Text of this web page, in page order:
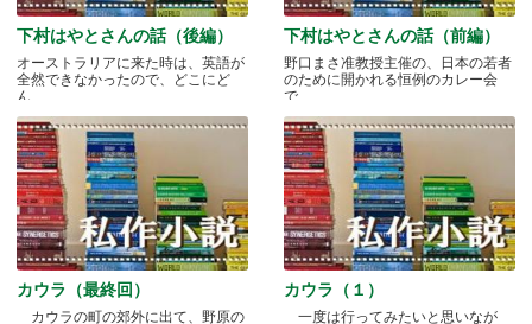
下村はやとさんの話（後編）
オーストラリアに来た時は、英語が
全然できなかったので、どこにど
ん.....
下村はやとさんの話（前編）
野口まさ准教授主催の、日本の若者
のために開かれる恒例のカレー会
で.....
カウラ（最終回）
カウラの町の郊外に出て、野原の
カウラ（１）
一度は行ってみたいと思いなが